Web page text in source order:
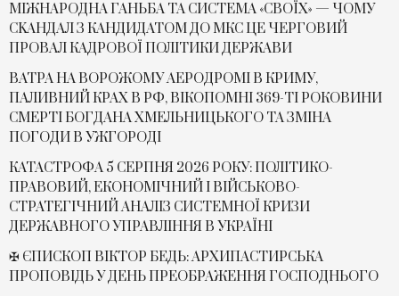
МІЖНАРОДНА ГАНЬБА ТА СИСТЕМА «СВОЇХ» — ЧОМУ
СKАНДАЛ З КАНДИДАТОМ ДО МКС ЦЕ ЧЕРГОВИЙ
ПРОВАЛ КАДРОВОЇ ПОЛІТИКИ ДЕРЖАВИ
ВАТРА НА ВОРОЖОМУ АЕРОДРОМІ В КРИМУ,
ПАЛИВНИЙ КРАХ В РФ, ВІКОПОМНІ 369-ТІ РОКОВИНИ
СМЕРТІ БОГДАНА ХМЕЛЬНИЦЬКОГО ТА ЗМІНА
ПОГОДИ В УЖГОРОДІ
КАТАСТРОФА 5 СЕРПНЯ 2026 РОКУ: ПОЛІТИКО-
ПРАВОВИЙ, ЕКОНОМІЧНИЙ І ВІЙСЬКОВО-
СТРАТЕГІЧНИЙ АНАЛІЗ СИСТЕМНОЇ КРИЗИ
ДЕРЖАВНОГО УПРАВЛІННЯ В УКРАЇНІ
✠ ЄПИСКОП ВІКТОР БЕДЬ: АРХИПАСТИРСЬКА
ПРОПОВІДЬ У ДЕНЬ ПРЕОБРАЖЕННЯ ГОСПОДНЬОГО